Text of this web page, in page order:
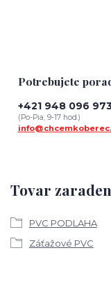
Tovar
PVC PODLAHA
Záťažové PVC
Potrebujete
+421 948 096
(Po-Pia, 9-17 hod.)